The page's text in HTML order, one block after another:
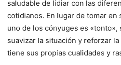
saludable de lidiar con las
cotidianos. En lugar de tomar en
uno de los cónyuges es
suavizar la situación y reforzar
tiene sus propias cualidades y